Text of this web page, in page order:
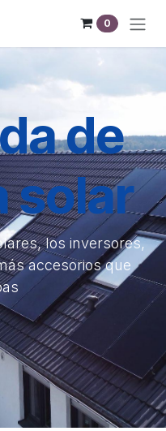
0
de
solar
los inversores,
accesorios que